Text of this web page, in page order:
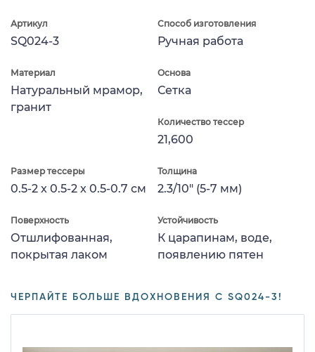
Артикул
SQ024-3
Способ изготовления
Ручная работа
Материал
Натуральный мрамор,
гранит
Основа
Сетка
Количество тессер
21,600
Размер тессеры
0.5-2 x 0.5-2 x 0.5-0.7 см
Толщина
2.3/10" (5-7 мм)
Поверхность
Отшлифованная,
покрытая лаком
Устойчивость
К царапинам, воде,
появлению пятен
ЧЕРПАЙТЕ БОЛЬШЕ ВДОХНОВЕНИЯ С SQ024-3!